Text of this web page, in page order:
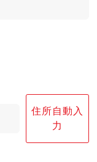
住所自動入
力